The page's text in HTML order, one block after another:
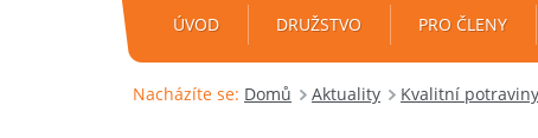
ÚVOD DRUŽSTVO PRO ČLENY
Nacházíte se: Domů Aktuality Kvalitní